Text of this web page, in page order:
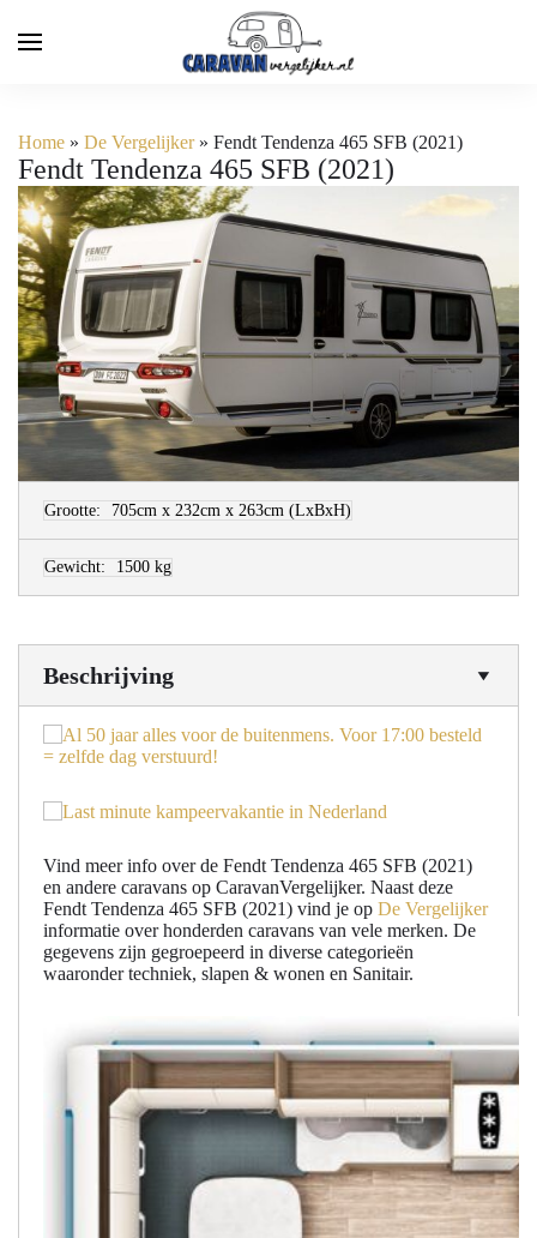
Home » De Vergelijker» Fendt Tendenza 465 SFB (2021)
Fendt Tendenza 465 SFB (2021)
Grootte: 705cm x 232cm x 263cm (LxBxH)
Gewicht: 1500 kg
Beschrijving
Vind meer info over de Fendt Tendenza 465 SFB (2021)
en andere caravans op CaravanVergelijker. Naast deze
Fendt Tendenza 465 SFB (2021) vind je op De Vergelijker
informatie over honderden caravans van vele merken. De
gegevens zijn gegroepeerd in diverse categorieën
waaronder techniek, slapen & wonen en Sanitair.